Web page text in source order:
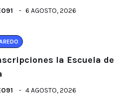
6 AGOSTO, 2026
la Escuela de
4 AGOSTO, 2026